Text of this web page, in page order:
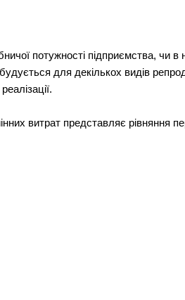
потужності підприємства, чи
для декількох видів
витрат представляє рівняння